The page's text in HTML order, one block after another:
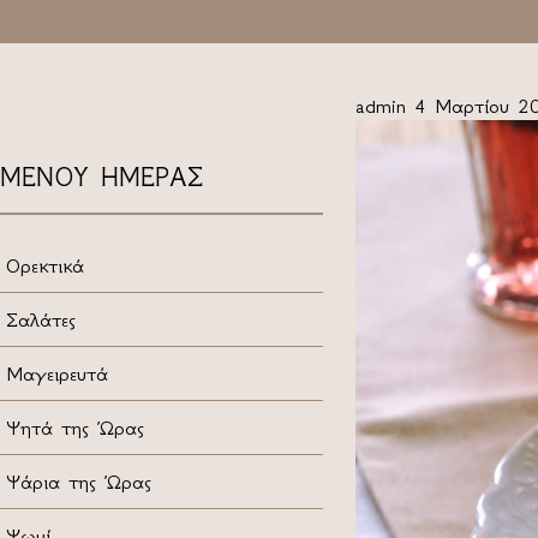
admin 4 Μαρτίου
ΜΕΝΟΥ ΗΜΕΡΑΣ
Ορεκτικά
Σαλάτες
Μαγειρευτά
Ψητά της Ώρας
Ψάρια της Ώρας